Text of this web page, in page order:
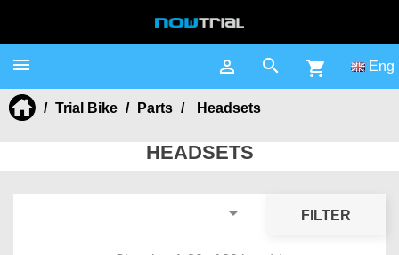
 Eng
shopping_cart


Trial Bike Parts Headsets
HEADSETS
 FILTER